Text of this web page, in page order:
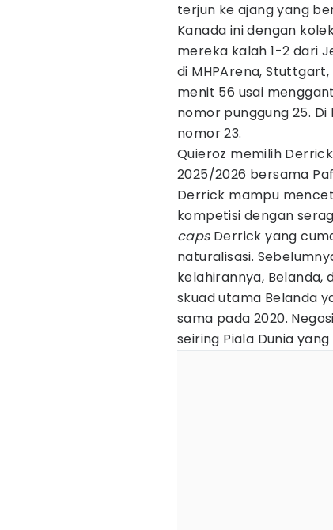
terjun ke ajang yang
Kanada ini dengan
mereka kalah 1-2 dari
di MHPArena,
menit 56 usai
nomor punggung 25.
nomor 23.
Quieroz memilih
2025/2026 bersama
Derrick mampu
kompetisi dengan
capsDerrick yang
naturalisasi.
kelahirannya, Belanda,
skuad utama Belanda
sama pada 2020.
seiring Piala Dunia